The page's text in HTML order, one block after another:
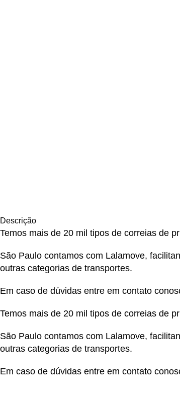
Descrição
Temos mais de 20 mil tipos de correias de
São Paulo contamos com Lalamove,
outras categorias de transportes.
Em caso de dúvidas entre em contato
Temos mais de 20 mil tipos de correias de
São Paulo contamos com Lalamove,
outras categorias de transportes.
Em caso de dúvidas entre em contato